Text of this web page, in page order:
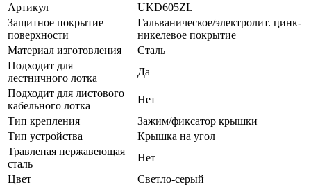
Артикул
UKD605ZL
Защитное покрытие
поверхности
Гальваническое/электролит. цинк-
никелевое покрытие
Материал изготовления
Сталь
Подходит для
лестничного лотка
Да
Подходит для листового
кабельного лотка
Нет
Тип крепления
Зажим/фиксатор крышки
Тип устройства
Крышка на угол
Травленая нержавеющая
сталь
Нет
Цвет
Светло-серый